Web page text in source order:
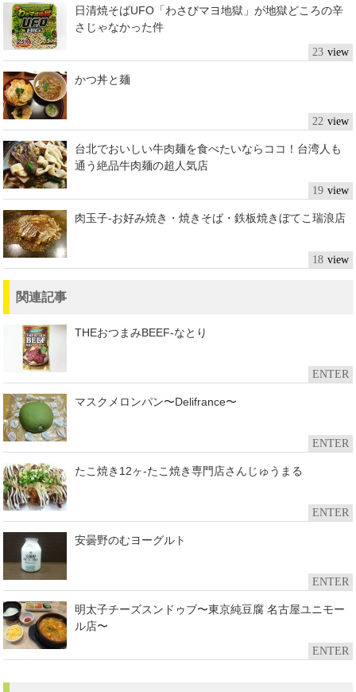
日清焼そばUFO「わさびマヨ地獄」が地獄どころの辛
さじゃなかった件
23
かつ丼と麺
22
台北でおいしい牛肉麺を食べたいならココ！台湾人も
通う絶品牛肉麺の超人気店
19
肉玉子-お好み焼き・焼きそば・鉄板焼きぼてこ瑞浪店
18
関連記事
THEおつまみBEEF-なとり
ENTER
マスクメロンパン〜Delifrance〜
ENTER
たこ焼き12ヶ-たこ焼き専門店さんじゅうまる
ENTER
安曇野のむヨーグルト
ENTER
明太子チーズスンドゥブ〜東京純豆腐 名古屋ユニモー
ル店〜
ENTER